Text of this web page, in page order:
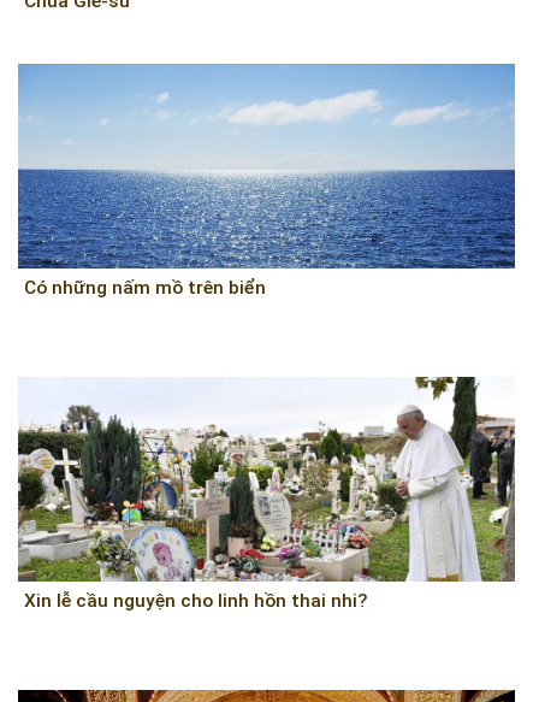
Có những nấm mồ trên biển
Xin lễ cầu nguyện cho linh hồn thai nhi?